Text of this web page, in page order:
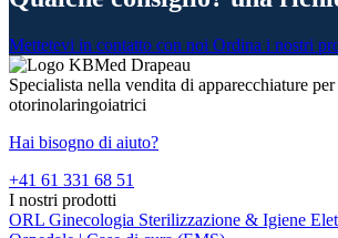
Mettetevi in contatto con noi Ordina i nostri
Specialista nella vendita di apparecchiature
otorinolaringoiatrici
Hai bisogno di aiuto?
+41 61 331 68 51
I nostri prodotti
ORL Ginecologia Sterilizzazione & Igiene